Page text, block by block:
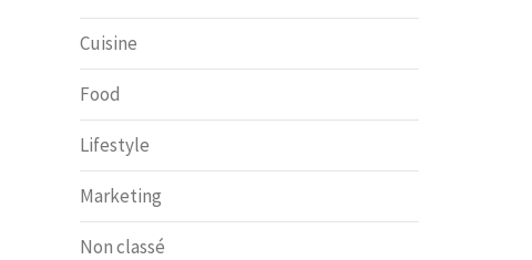
Cuisine
Food
Lifestyle
Marketing
Non classé